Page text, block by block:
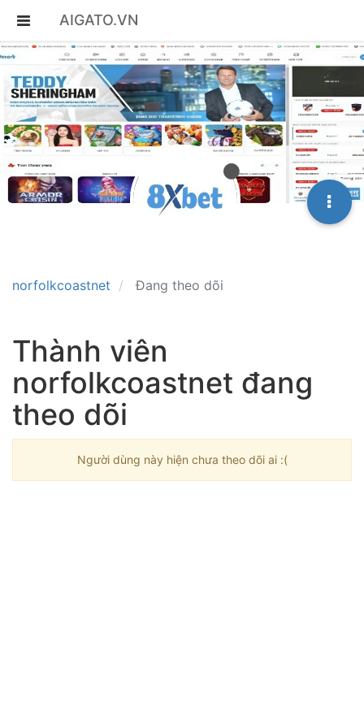
AIGATO.VN
norfolkcoastnet Đang theo dõi
Thành viên
norfolkcoastnet đang
theo dõi
Người dùng này hiện chưa theo dõi ai :(